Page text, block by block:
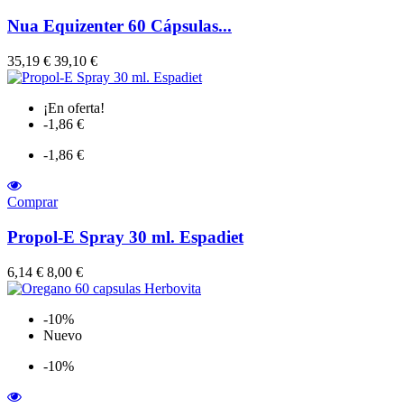
Nua Equizenter 60 Cápsulas...
Precio
35,19 € 39,10 €
¡En oferta!
-1,86 €
-1,86 €
Comprar
Propol-E Spray 30 ml. Espadiet
Precio
6,14 € 8,00 €
-10%
Nuevo
-10%